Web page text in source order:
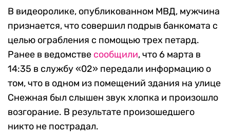
В видеоролике, опубликованном МВД, мужчина
признается, что совершил подрыв банкомата с
целью ограбления с помощью трех петард.
Ранее в ведомстве сообщили, что 6 марта в
14:35 в службу «02» передали информацию о
том, что в одном из помещений здания на улице
Снежная был слышен звук хлопка и произошло
возгорание. В результате произошедшего
никто не пострадал.